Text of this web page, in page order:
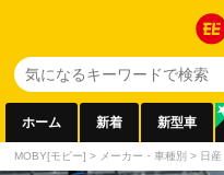
ホーム 新着 新型車
MOBY[モビー] > メーカー・車種別 > 日産